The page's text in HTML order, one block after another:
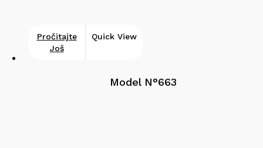
Pročitajte
Još
Quick View
Model N°663